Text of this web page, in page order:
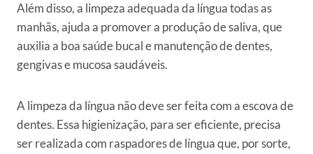
Além disso, a limpeza adequada da língua todas as
manhãs, ajuda a promover a produção de saliva, que
auxilia a boa saúde bucal e manutenção de dentes,
gengivas e mucosa saudáveis.
A limpeza da língua não deve ser feita com a escova de
dentes. Essa higienização, para ser eficiente, precisa
ser realizada com raspadores de língua que, por sorte,